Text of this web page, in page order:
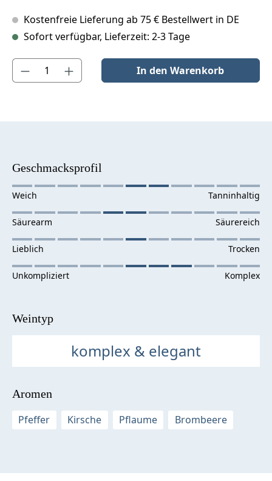
Kostenfreie Lieferung ab 75 € Bestellwert in DE
Sofort verfügbar, Lieferzeit: 2-3 Tage
Produkt Anzahl: Gib den gewünschten Wert ein oder benutze
In den Warenkorb
Geschmacksprofil
Weintyp
komplex & elegant
Aromen
Pfeffer
Kirsche Pflaume Brombeere